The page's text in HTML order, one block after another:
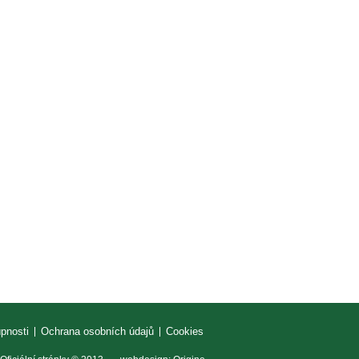
Ochrana osobních údajů Cookies